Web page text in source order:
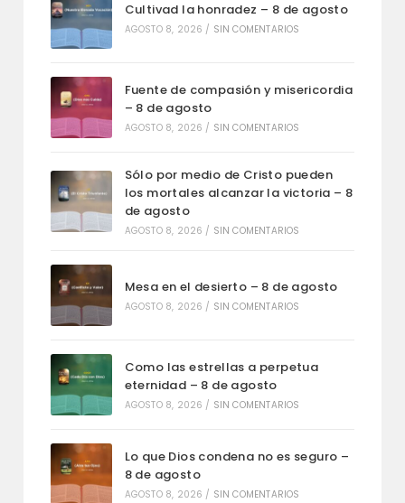
Cultivad la honradez – 8 de agosto
AGOSTO 8, 2026 / SIN COMENTARIOS
Fuente de compasión y misericordia
– 8 de agosto
AGOSTO 8, 2026 / SIN COMENTARIOS
Sólo por medio de Cristo pueden
los mortales alcanzar la victoria – 8
de agosto
AGOSTO 8, 2026 / SIN COMENTARIOS
Mesa en el desierto – 8 de agosto
AGOSTO 8, 2026 / SIN COMENTARIOS
Como las estrellas a perpetua
eternidad – 8 de agosto
AGOSTO 8, 2026 / SIN COMENTARIOS
Lo que Dios condena no es seguro –
8 de agosto
AGOSTO 8, 2026 / SIN COMENTARIOS